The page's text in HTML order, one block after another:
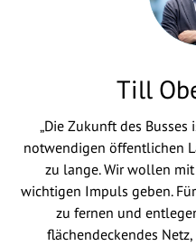
Till
„Die Zukunft des Busses
notwendigen öffentlichen
zu lange. Wir wollen
wichtigen Impuls geben.
zu fernen und
flächendeckendes